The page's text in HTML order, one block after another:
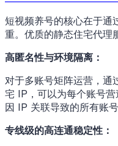
短视频养号的核心在于通
重。优质的静态住宅代理
高匿名性与环境隔离：
对于多账号矩阵运营，通
宅 IP，可以为每个账号
因 IP 关联导致的所有账号
专线级的高连通稳定性：